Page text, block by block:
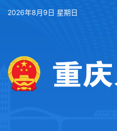
2026年8月9日 星期日